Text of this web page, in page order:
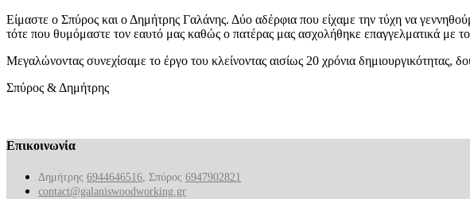
Είμαστε ο Σπύρος και ο Δημήτρης Γαλάνης. Δύο αδέρφια που είχαμε την τύχη να
τότε που θυμόμαστε τον εαυτό μας καθώς ο πατέρας μας ασχολήθηκε επαγγελματικά με
Μεγαλώνοντας συνεχίσαμε το έργο του κλείνοντας αισίως 20 χρόνια δημιουργικότητας,
Σπύρος & Δημήτρης
Επικοινωνία
Δημήτρης 6944646516, Σπύρος 6947902821
contact@galaniswoodworking.gr